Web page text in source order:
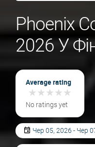
Phoenix
2026 У
Average rating
★★★★★
★★★★★
No ratings yet
Чер 05, 2026 - Чер